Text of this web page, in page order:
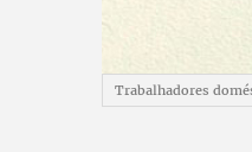
Trabalhadores